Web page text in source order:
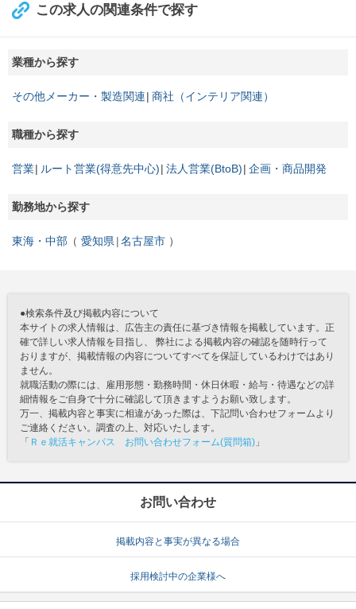
この求人の関連条件で探す
業種から探す
その他メーカー・製造関連 商社（インテリア関連）
職種から探す
営業 ルート営業(得意先中心) 法人営業(BtoB) 企画・商品開発
勤務地から探す
東海・中部 愛知県 名古屋市
●検索条件及び掲載内容について
本サイトの求人情報は、広告主の責任に基づき情報を掲載しています。正
確で詳しい求人情報を目指し、 弊社による掲載内容の確認を随時行って
おりますが、掲載情報の内容についてすべてを保証しているわけではあり
ません。
就職活動の際には、雇用形態・勤務時間・休日休暇・給与・待遇などの詳
細情報をご自身で十分に確認して頂きますようお願い致します。
万一、掲載内容と事実に相違があった際は、下記問い合わせフォームより
ご連絡ください。調査の上、対応いたします。
「 Ｒｅ就活キャンパス お問い合わせフォーム(質問箱) 」
お問い合わせ
掲載内容と事実が異なる場合
採用検討中の企業様へ